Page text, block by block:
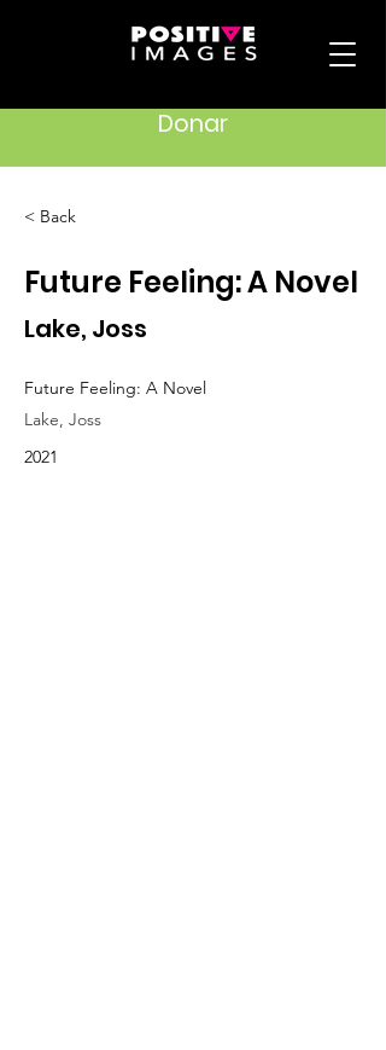
Donar
< Back
Future Feeling: A Novel
Lake, Joss
Future Feeling: A Novel
Lake, Joss
2021